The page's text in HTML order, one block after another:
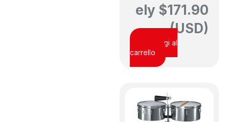
ely $171.90
(USD)
Aggiungi al
carrello